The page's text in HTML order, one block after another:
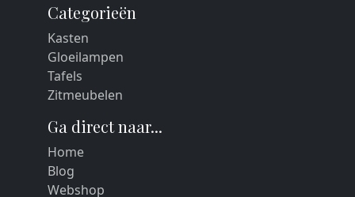
Categorieën
Kasten
Gloeilampen
Tafels
Zitmeubelen
Ga direct naar...
Home
Blog
Webshop